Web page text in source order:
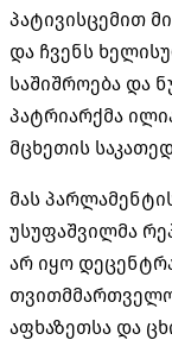
პატივისცემით
და ჩვენს
საშიშროება და
პატრიარქმა
მცხეთის
მას
უსუფაშვილმა
არ იყო
აფხაზეთსა და